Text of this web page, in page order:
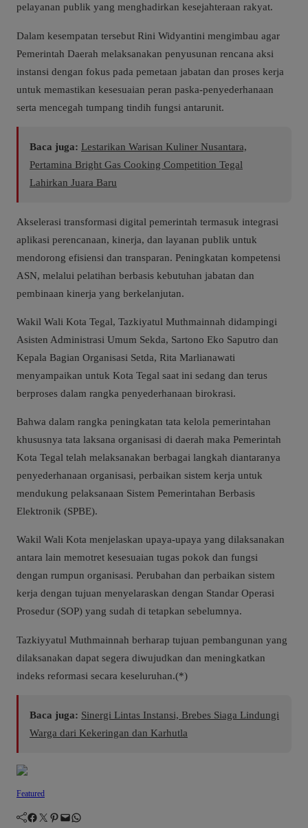
pelayanan publik yang menghadirkan kesejahteraan rakyat.
Dalam kesempatan tersebut Rini Widyantini mengimbau agar
Pemerintah Daerah melaksanakan penyusunan rencana aksi
instansi dengan fokus pada pemetaan jabatan dan proses kerja
untuk memastikan kesesuaian peran paska-penyederhanaan
serta mencegah tumpang tindih fungsi antarunit.
Baca juga: Lestarikan Warisan Kuliner Nusantara,
Pertamina Bright Gas Cooking Competition Tegal
Lahirkan Juara Baru
Akselerasi transformasi digital pemerintah termasuk integrasi
aplikasi perencanaan, kinerja, dan layanan publik untuk
mendorong efisiensi dan transparan. Peningkatan kompetensi
ASN, melalui pelatihan berbasis kebutuhan jabatan dan
pembinaan kinerja yang berkelanjutan.
Wakil Wali Kota Tegal, Tazkiyatul Muthmainnah didampingi
Asisten Administrasi Umum Sekda, Sartono Eko Saputro dan
Kepala Bagian Organisasi Setda, Rita Marlianawati
menyampaikan untuk Kota Tegal saat ini sedang dan terus
berproses dalam rangka penyederhanaan birokrasi.
Bahwa dalam rangka peningkatan tata kelola pemerintahan
khususnya tata laksana organisasi di daerah maka Pemerintah
Kota Tegal telah melaksanakan berbagai langkah diantaranya
penyederhanaan organisasi, perbaikan sistem kerja untuk
mendukung pelaksanaan Sistem Pemerintahan Berbasis
Elektronik (SPBE).
Wakil Wali Kota menjelaskan upaya-upaya yang dilaksanakan
antara lain memotret kesesuaian tugas pokok dan fungsi
dengan rumpun organisasi. Perubahan dan perbaikan sistem
kerja dengan tujuan menyelaraskan dengan Standar Operasi
Prosedur (SOP) yang sudah di tetapkan sebelumnya.
Tazkiyyatul Muthmainnah berharap tujuan pembangunan yang
dilaksanakan dapat segera diwujudkan dan meningkatkan
indeks reformasi secara keseluruhan.(*)
Baca juga: Sinergi Lintas Instansi, Brebes Siaga Lindungi
Warga dari Kekeringan dan Karhutla
Featured
Facebook Twitter Pinterest Mail WhatsApp